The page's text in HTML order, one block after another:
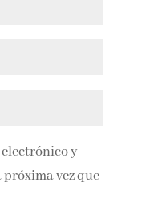
y
próxima vez que